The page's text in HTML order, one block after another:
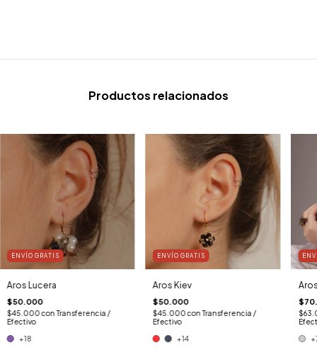
Productos relacionados
ENVÍO GRATIS
Aros Lucera
$50.000
$45.000con Transferencia /
Efectivo
+18
ENVÍO GRATIS
Aros Kiev
$50.000
$45.000con Transferencia /
Efectivo
+14